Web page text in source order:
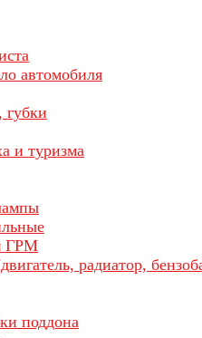
автомобиля
и туризма
ГРМ
радиатор,
поддона